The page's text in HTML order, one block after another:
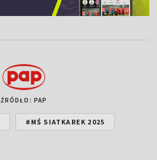
ŹRÓDŁO: PAP
#MŚ SIATKAREK 2025